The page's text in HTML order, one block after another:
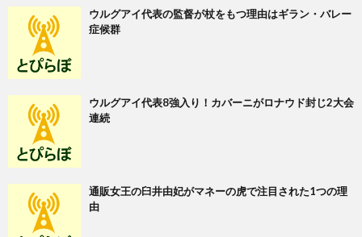
ウルグアイ代表の監督が杖をもつ理由はギラン・バレー
症候群
ウルグアイ代表8強入り！カバーニがロナウド封じ2大会
連続
通販女王の臼井由妃がマネーの虎で注目された1つの理
由